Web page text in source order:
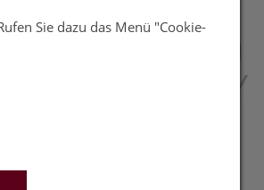
system
BEAUTY
Sie dazu das Menü "Cookie-